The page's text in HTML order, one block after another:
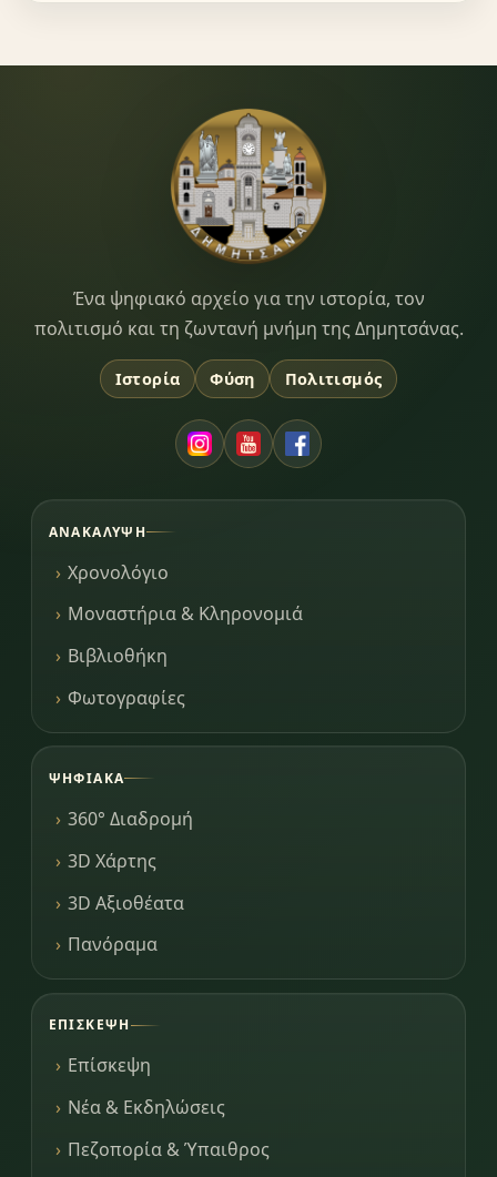
Dimitsana.gr
Ένα ψηφιακό αρχείο για την ιστορία, τον
πολιτισμό και τη ζωντανή μνήμη της Δημητσάνας.
Ιστορία Φύση Πολιτισμός
ΑΝΑΚΆΛΥΨΗ
Χρονολόγιο
Μοναστήρια & Κληρονομιά
Βιβλιοθήκη
Φωτογραφίες
ΨΗΦΙΑΚΆ
360° Διαδρομή
3D Χάρτης
3D Αξιοθέατα
Πανόραμα
ΕΠΊΣΚΕΨΗ
Επίσκεψη
Νέα & Εκδηλώσεις
Πεζοπορία & Ύπαιθρος